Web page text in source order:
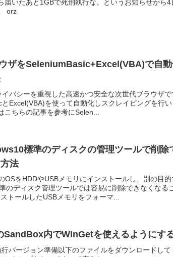
届いたあと1GBで死刑執行な。というお知らせから
orz
ザをSeleniumBasic+Excel(VBA)で自
バシーを重視した高速かつ安全な次世代ブラウザで
Excel(VBA)を使って自動化しスクレイピングを行
こちらの記事を参考にSelen...
標準のディスクの管理ツールで削除
法
OSをHDDやUSBメモリにインストールし、別の目
のディスク管理ツールでは容易に削除できなくなる
トールしたUSBメモリをフォーマ...
内でWinGetを使えるようにす
バージョン準備以下のファイルをダウンロードし